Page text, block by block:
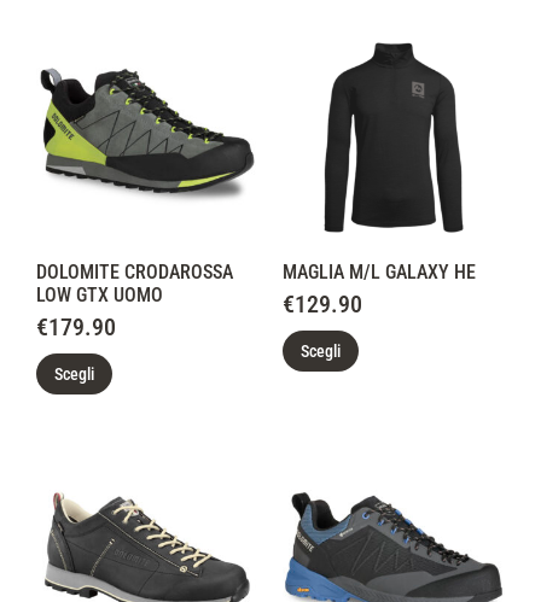
DOLOMITE CRODAROSSA
LOW GTX UOMO
€179.90
Scegli
MAGLIA M/L GALAXY HE
€129.90
Scegli